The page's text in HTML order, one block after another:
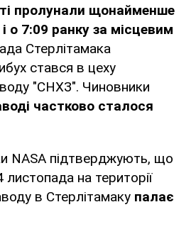
пролунали щонайменше
о 7:09 ранку за місцевим
Стерлітамака
стався в цеху
"СНХЗ". Чиновники
частково сталося
NASA підтверджують, що
на території
в Стерлітамаку палає